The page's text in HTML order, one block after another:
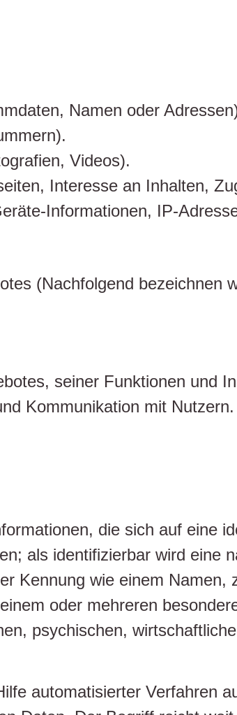
Namen oder
Videos).
Interesse an Inhalten,
Informationen, IP-
(Nachfolgend
seiner Funktionen und
Kommunikation mit Nutzern.
die sich auf eine
als identifizierbar wird
Kennung wie einem
oder mehreren
psychischen,
automatisierter Verfahren